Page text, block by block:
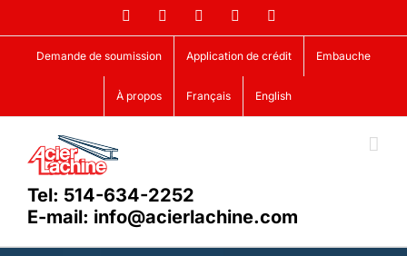
to
content
FacebookLinkedIn YouTube
Demande de soumission Application de crédit Embauche
À propos Français English
Tel: 514-634-2252
E-mail: info@acierlachine.com